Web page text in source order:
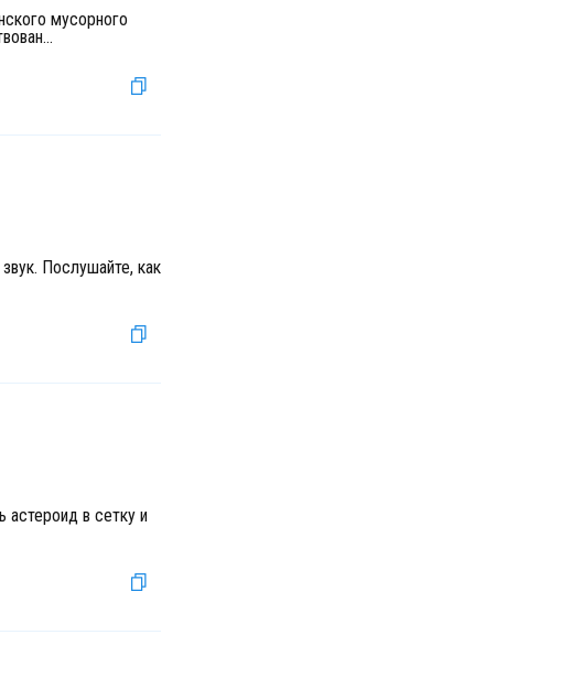
мусорного
...
Послушайте, как
астероид в сетку и